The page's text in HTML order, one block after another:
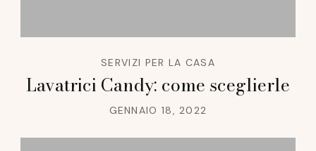
SERVIZI PER LA CASA
Lavatrici Candy: come sceglierle
GENNAIO 18, 2022